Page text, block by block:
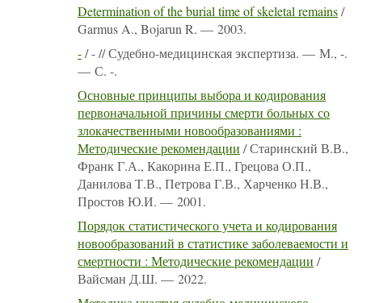
Determination of the burial time of skeletal remains/
Garmus A., Bojarun R. — 2003.
-/ - // Судебно-медицинская экспертиза. — М., -.
— С. -.
Основные принципы выбора и кодирования
первоначальной причины смерти больных со
злокачественными новообразованиями :
Методические рекомендации / Старинский В.В.,
Франк Г.А., Какорина Е.П., Грецова О.П.,
Данилова Т.В., Петрова Г.В., Харченко Н.В.,
Простов Ю.И. — 2001.
Порядок статистического учета и кодирования
новообразований в статистике заболеваемости и
смертности : Методические рекомендации /
Вайсман Д.Ш. — 2022.